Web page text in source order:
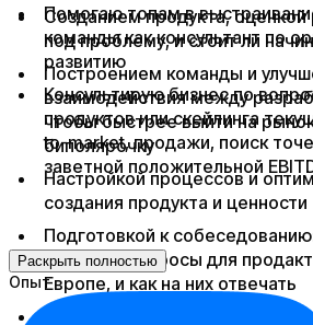
Помогаю топам в
команды как консультант по
развитию
Консультирую бизнес по
продуктов или скейлинга
to-market, продажи, поиск
заветной положительной
Созданием продукта,
под проблему, и стоит ли
Построением команды и
взаимодействия между
чтобы быстрее выйти на
биполярочку
Настройкой процессов и
создания продукта и ценности
Подготовкой к
сложные вопросы для
Европе, и как на них отвечать
Улучшением резюме, чтобы
Раскрыть полностью
Опыт